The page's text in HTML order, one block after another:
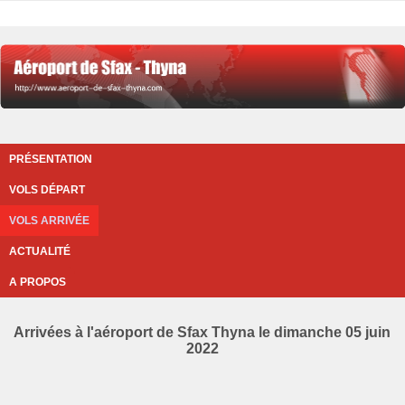
PRÉSENTATION
VOLS DÉPART
VOLS ARRIVÉE
ACTUALITÉ
A PROPOS
Arrivées à l'aéroport de Sfax Thyna le dimanche 05 juin
2022